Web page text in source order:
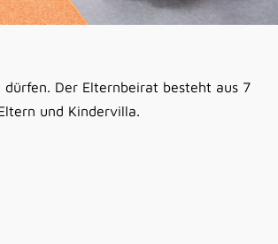
Der Elternbeirat besteht aus 7
und Kindervilla.